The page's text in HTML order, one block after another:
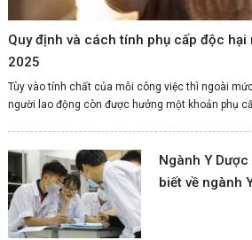
Quy định và cách tính phụ cấp độc hại
2025
Tùy vào tính chất của mỗi công việc thì ngoài
người lao động còn được hưởng một khoản phụ
Ngành Y
biết về ngành